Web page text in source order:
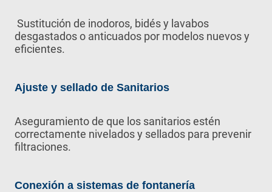
Sustitución de inodoros, bidés y lavabos
desgastados o anticuados por modelos nuevos y
eficientes.
Ajuste y sellado de Sanitarios
Aseguramiento de que los sanitarios estén
correctamente nivelados y sellados para prevenir
filtraciones.
Conexión a sistemas de fontanería